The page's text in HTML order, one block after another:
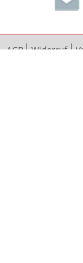
AGB Widerruf